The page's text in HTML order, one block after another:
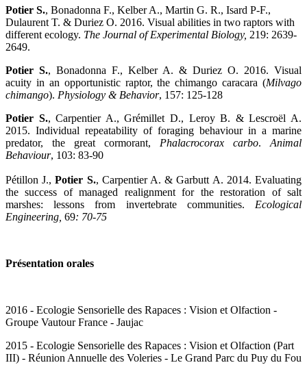
Potier S., Bonadonna F., Kelber A., Martin G. R., Isard P-F.,
Dulaurent T. & Duriez O. 2016. Visual abilities in two raptors with
different ecology. The Journal of Experimental Biology, 219: 2639-
2649.
Potier S., Bonadonna F., Kelber A. & Duriez O. 2016. Visual
acuity in an opportunistic raptor, the chimango caracara (Milvago
chimango). Physiology & Behavior, 157: 125-128
Potier S., Carpentier A., Grémillet D., Leroy B. & Lescroël A.
2015. Individual repeatability of foraging behaviour in a marine
predator, the great cormorant, Phalacrocorax carbo. Animal
Behaviour, 103: 83-90
Pétillon J.,Potier S., Carpentier A. & Garbutt A. 2014. Evaluating
the success of managed realignment for the restoration of salt
marshes: lessons from invertebrate communities. Ecological
Engineering, 69: 70-75
Présentation orales
2016 - Ecologie Sensorielle des Rapaces : Vision et Olfaction -
Groupe Vautour France - Jaujac
2015 - Ecologie Sensorielle des Rapaces : Vision et Olfaction (Part
III) - Réunion Annuelle des Voleries - Le Grand Parc du Puy du Fou